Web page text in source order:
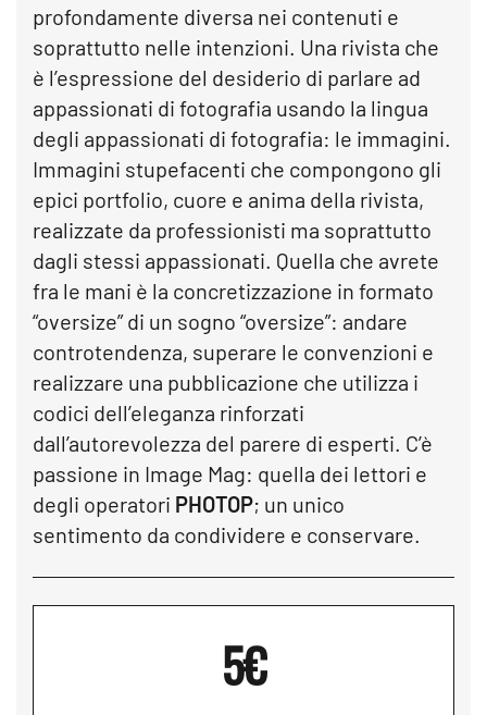
profondamente diversa nei contenuti e
soprattutto nelle intenzioni. Una rivista che
è l’espressione del desiderio di parlare ad
appassionati di fotografia usando la lingua
degli appassionati di fotografia: le immagini.
Immagini stupefacenti che compongono gli
epici portfolio, cuore e anima della rivista,
realizzate da professionisti ma soprattutto
dagli stessi appassionati. Quella che avrete
fra le mani è la concretizzazione in formato
“oversize” di un sogno “oversize”: andare
controtendenza, superare le convenzioni e
realizzare una pubblicazione che utilizza i
codici dell’eleganza rinforzati
dall’autorevolezza del parere di esperti. C’è
passione in Image Mag: quella dei lettori e
degli operatori PHOTOP; un unico
sentimento da condividere e conservare.
5€